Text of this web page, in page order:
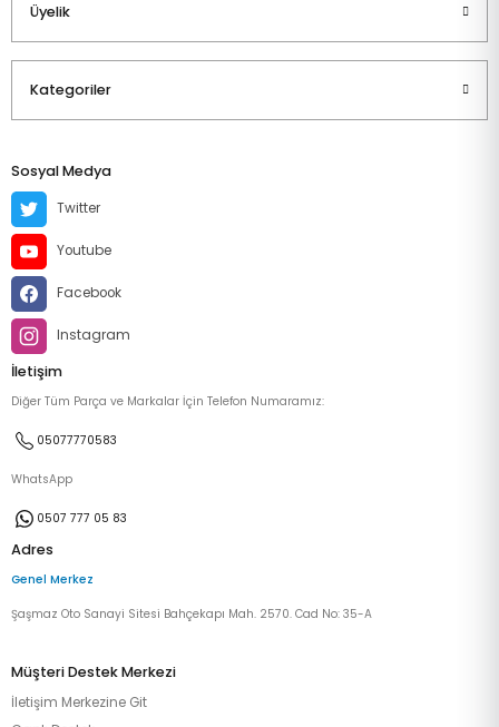
Üyelik
Kategoriler
Sosyal Medya
Twitter
Youtube
Facebook
Instagram
İletişim
Diğer Tüm Parça ve Markalar İçin Telefon Numaramız:
05077770583
WhatsApp
0507 777 05 83
Adres
Genel Merkez
Şaşmaz Oto Sanayi Sitesi Bahçekapı Mah. 2570. Cad No: 35-A
Müşteri Destek Merkezi
İletişim Merkezine Git